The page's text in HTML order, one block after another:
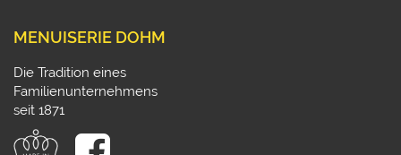
MENUISERIE DOHM
Die Tradition eines
Familienunternehmens
seit 1871